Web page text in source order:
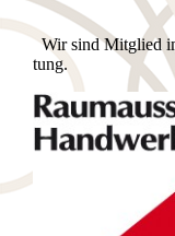
Wir sind Mitglied
tung.